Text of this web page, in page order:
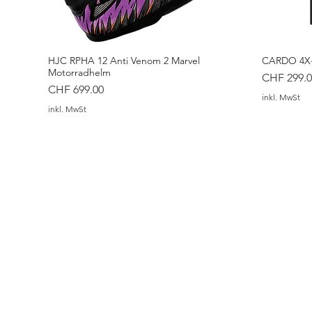
HJC RPHA 12 Anti Venom 2 Marvel
Motorradhelm
Preis
CHF 699.00
inkl. MwSt
CARDO
Preis
CHF
inkl. MwSt